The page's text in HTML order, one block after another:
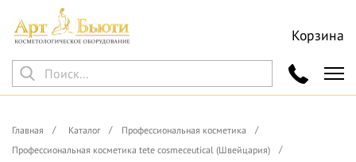
Корзина
Главная Каталог
Профессиональная косметика
Профессиональная косметика tete cosmeceutical (Швейцария)